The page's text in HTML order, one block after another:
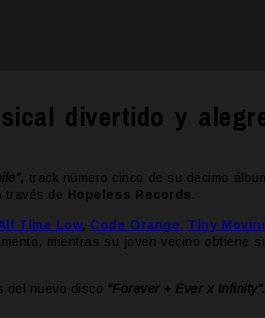
divertido y
track número cinco de su décimo
través de Hopeless Records.
Time Low, Code Orange, Tiny
mientras su joven vecino obtiene
del nuevo disco “Forever + Ever x